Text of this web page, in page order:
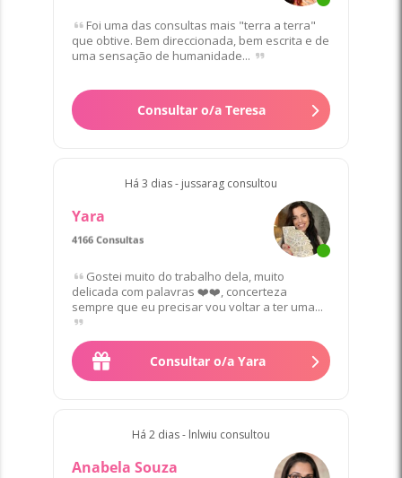
Foi uma das consultas mais "terra a terra"
que obtive. Bem direccionada, bem escrita e de
uma sensação de humanidade...
Consultar o/a Teresa
Há 3 dias - jussarag consultou
Yara
4166 Consultas
Favorito/a de 22 Clientes
Gostei muito do trabalho dela, muito
delicada com palavras ❤️❤️, concerteza
sempre que eu precisar vou voltar a ter uma...
Consultar o/a Yara
Há 2 dias - lnlwiu consultou
Anabela Souza